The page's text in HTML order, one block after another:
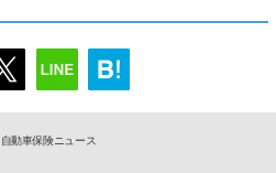
自動車保険ニュース